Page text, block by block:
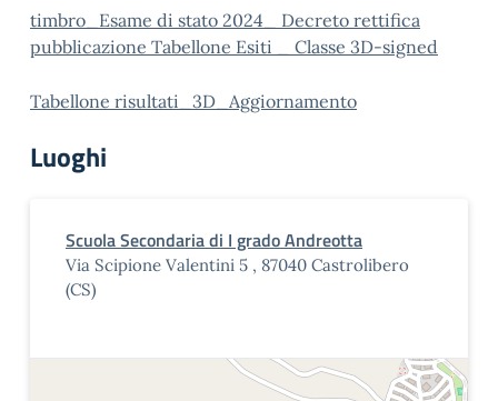
timbro_Esame di stato 2024_ Decreto rettifica
pubblicazione Tabellone Esiti _ Classe 3D-signed
Tabellone risultati_3D_Aggiornamento
Luoghi
Scuola Secondaria di I grado Andreotta
Via Scipione Valentini 5 , 87040 Castrolibero
(CS)